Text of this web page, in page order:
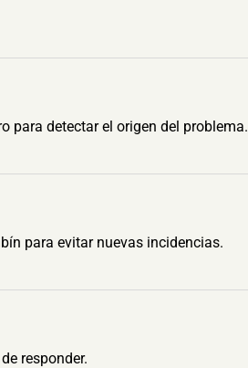
para detectar el origen del problema.
para evitar nuevas incidencias.
responder.